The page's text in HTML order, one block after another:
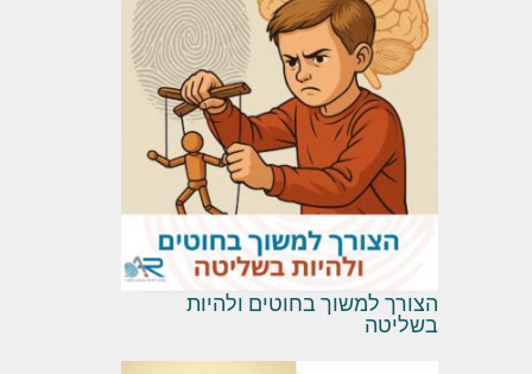
הצורך למשוך בחוטים ולהיות
בשליטה